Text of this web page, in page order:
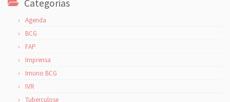
Categorias
Agenda
BCG
FAP
Imprensa
Imuno BCG
IVR
Tuberculose